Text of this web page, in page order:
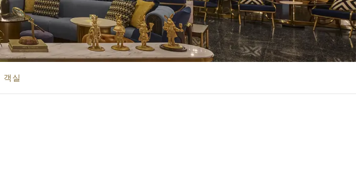
객실